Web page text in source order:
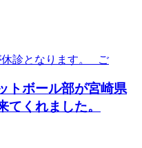
休診となります。 ご
トボール部が宮崎県
くれました。